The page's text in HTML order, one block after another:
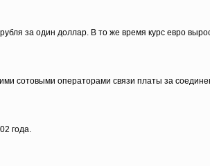
за один доллар. В то же время курс евро
сотовыми операторами связи платы за
года.